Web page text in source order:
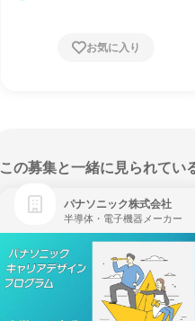
お気に入り
この募集と一緒に見られてい
パナソニック株式会社
半導体・電子機器メーカー